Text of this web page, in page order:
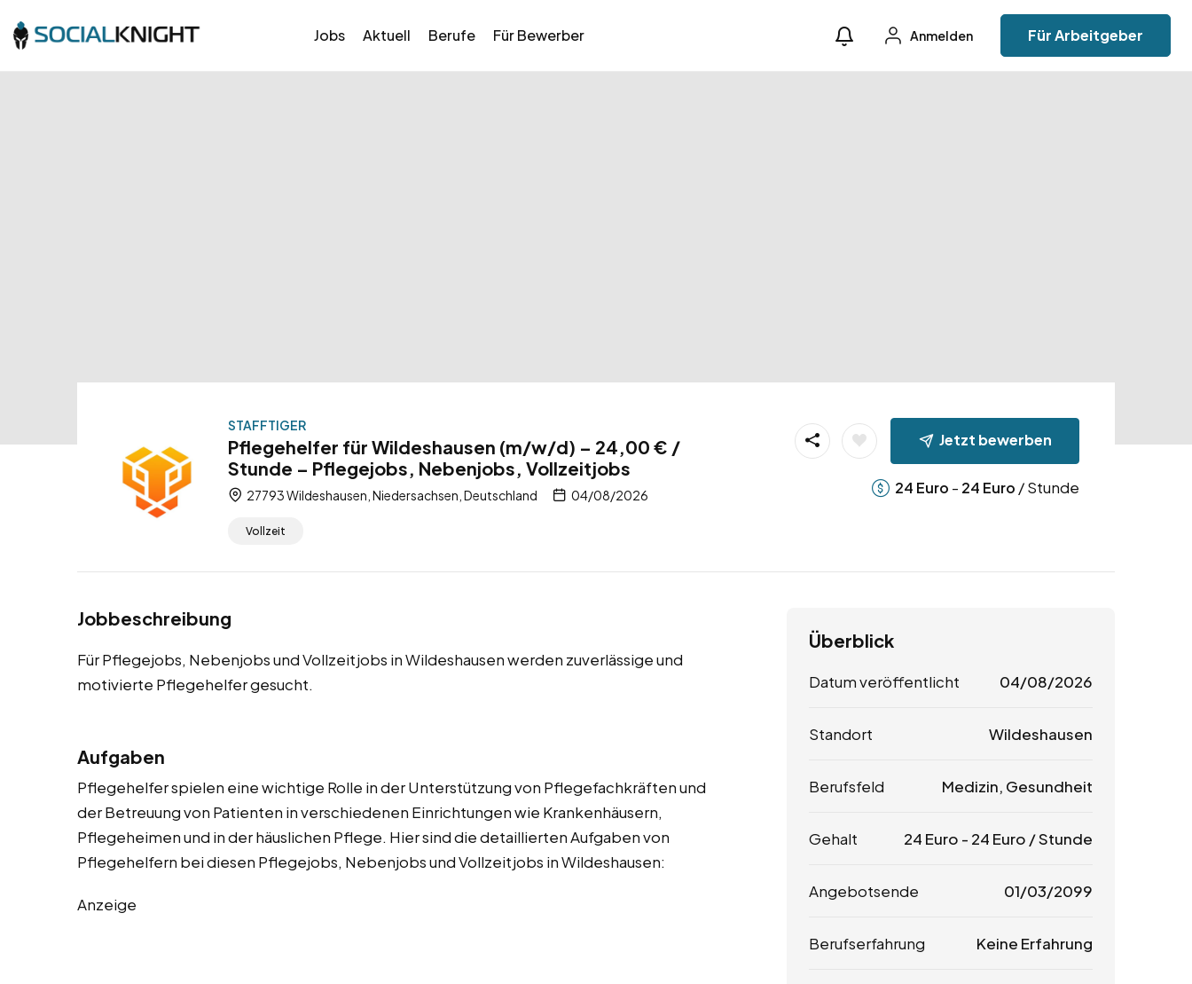
Jobs Aktuell Berufe Für Bewerber Anmelden Für Arbeitgeber
STAFFTIGER
Pflegehelfer für Wildeshausen (m/w/d) – 24,00 € /
Stunde – Pflegejobs, Nebenjobs, Vollzeitjobs
27793 Wildeshausen, Niedersachsen, Deutschland 04/08/2026
Vollzeit
Jetzt bewerben
24 Euro - 24 Euro / Stunde
Jobbeschreibung
Für Pflegejobs, Nebenjobs und Vollzeitjobs in Wildeshausen werden zuverlässige und
motivierte Pflegehelfer gesucht.
Aufgaben
Pflegehelfer spielen eine wichtige Rolle in der Unterstützung von Pflegefachkräften und
der Betreuung von Patienten in verschiedenen Einrichtungen wie Krankenhäusern,
Pflegeheimen und in der häuslichen Pflege. Hier sind die detaillierten Aufgaben von
Pflegehelfern bei diesen Pflegejobs, Nebenjobs und Vollzeitjobs in Wildeshausen:
Anzeige
Überblick
Datum veröffentlicht 04/08/2026
Standort Wildeshausen
Berufsfeld Medizin, Gesundheit
Gehalt 24 Euro - 24 Euro / Stunde
Angebotsende 01/03/2099
Berufserfahrung Keine Erfahrung